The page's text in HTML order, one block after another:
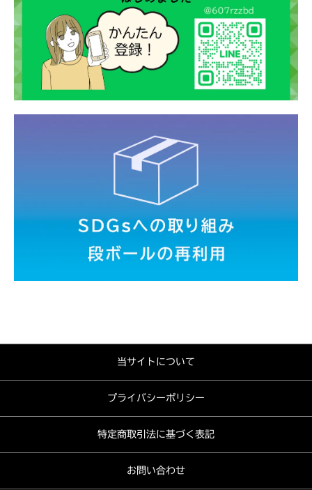
当サイトについて
プライバシーポリシー
特定商取引法に基づく表記
お問い合わせ